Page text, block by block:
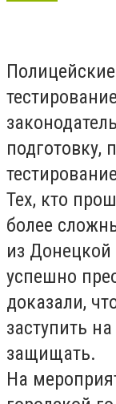
подготовку,
Тех, кто
более
из Донецкой
успешно
доказали,
заступить
защищать.
На